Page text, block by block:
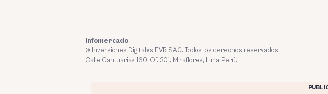
Infomercado
© Inversiones Digitales FVR SAC. Todos los derechos reservados.
Calle Cantuarias 160. Of. 301. Miraflores, Lima-Perú.